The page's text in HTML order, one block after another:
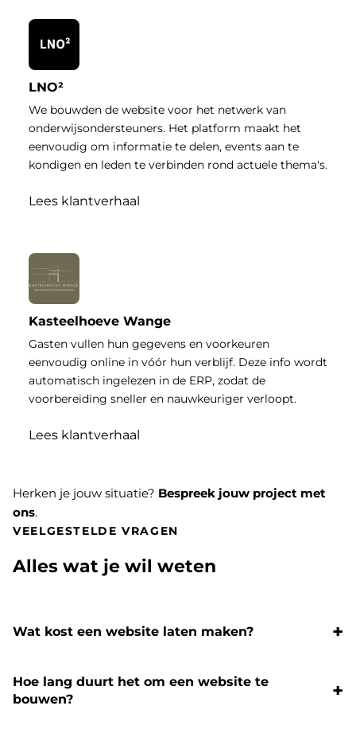
LNO²
We bouwden de website voor het netwerk van
onderwijsondersteuners. Het platform maakt het
eenvoudig om informatie te delen, events aan te
kondigen en leden te verbinden rond actuele thema's.
Lees klantverhaal
Kasteelhoeve Wange
Gasten vullen hun gegevens en voorkeuren
eenvoudig online in vóór hun verblijf. Deze info wordt
automatisch ingelezen in de ERP, zodat de
voorbereiding sneller en nauwkeuriger verloopt.
Lees klantverhaal
Herken je jouw situatie? Bespreek jouw project met
ons.
VEELGESTELDE VRAGEN
Alles wat je wil weten
Wat kost een website laten maken?
Hoe lang duurt het om een website te
bouwen?